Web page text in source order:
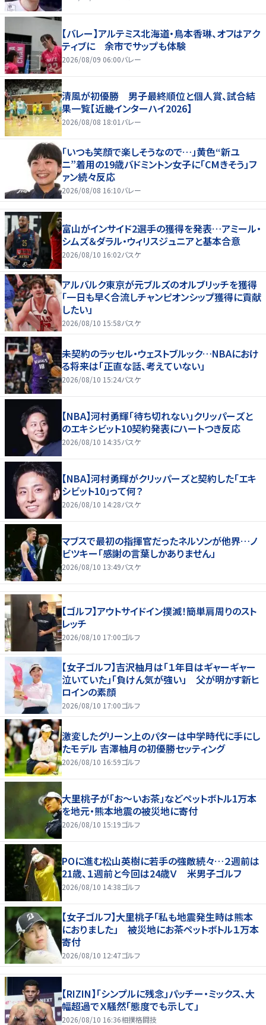
【バレー】アルテミス北海道・鳥本香琳、オフはアク
ティブに 余市でサップも体験
2026/08/09 06:00バレー
清風が初優勝 男子最終順位と個人賞、試合結
果一覧【近畿インターハイ2026】
2026/08/08 18:01 バレー
「いつも笑顔で楽しそうなので…」黄色“新ユ
ニ”着用の19歳バドミントン女子に「CMきそう」フ
ァン続々反応
2026/08/08 16:10バレー
富山がインサイド2選手の獲得を発表…アミール・
シムズ＆ダラル・ウィリスジュニアと基本合意
2026/08/10 16:02バスケ
アルバルク東京が元ブルズのオルブリッチを獲得
「一日も早く合流しチャンピオンシップ獲得に貢献
したい」
2026/08/10 15:58バスケ
未契約のラッセル・ウェストブルック…NBAにおけ
る将来は「正直な話、考えていない」
2026/08/10 15:24バスケ
【NBA】河村勇輝「待ち切れない」クリッパーズと
のエキシビット10契約発表にハートつき反応
2026/08/10 14:35バスケ
【NBA】河村勇輝がクリッパーズと契約した「エキ
シビット10」って何？
2026/08/10 14:28バスケ
マブスで最初の指揮官だったネルソンが他界…ノ
ビツキー「感謝の言葉しかありません」
2026/08/10 13:49バスケ
【ゴルフ】アウトサイドイン撲滅！簡単肩周りのスト
レッチ
2026/08/10 17:00ゴルフ
【女子ゴルフ】吉沢柚月は「１年目はギャーギャー
泣いていた」「負けん気が強い」 父が明かす新ヒ
ロインの素顔
2026/08/10 17:00ゴルフ
激変したグリーン上のパターは中学時代に手にし
たモデル 吉澤柚月の初優勝セッティング
2026/08/10 16:59ゴルフ
大里桃子が「お～いお茶」などペットボトル1万本
を地元・熊本地震の被災地に寄付
2026/08/10 15:19ゴルフ
POに進む松山英樹に若手の強敵続々…２週前は
21歳、１週前と今回は24歳Ｖ 米男子ゴルフ
2026/08/10 14:38ゴルフ
【女子ゴルフ】大里桃子「私も地震発生時は熊本
におりました」 被災地にお茶ペットボトル１万本
寄付
2026/08/10 12:47ゴルフ
【RIZIN】「シンプルに残念」パッチー・ミックス、大
幅超過でＸ騒然「態度でも示して」
2026/08/10 16:36相撲格闘技